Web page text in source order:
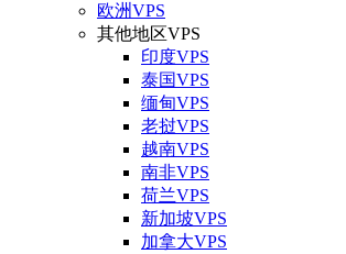
欧洲VPS
其他地区VPS
印度VPS
泰国VPS
缅甸VPS
老挝VPS
越南VPS
南非VPS
荷兰VPS
新加坡VPS
加拿大VPS